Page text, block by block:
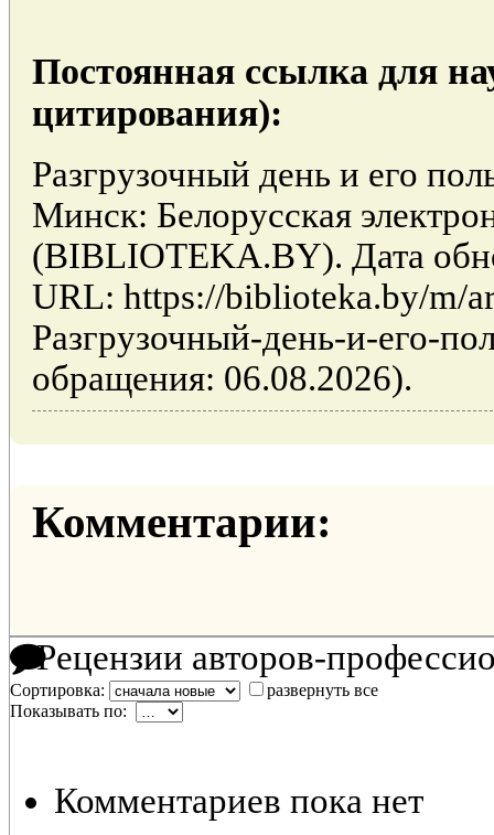
Постоянная ссылка для
цитирования):
Разгрузочный день и его
Минск: Белорусская
(BIBLIOTEKA.BY). Дата
URL: https://biblioteka.by/m/
Разгрузочный-день-и-его-
обращения: 06.08.2026).
Комментарии:
Рецензии авторов-
Сортировка:
развернуть все
Показывать по:
Комментариев пока нет